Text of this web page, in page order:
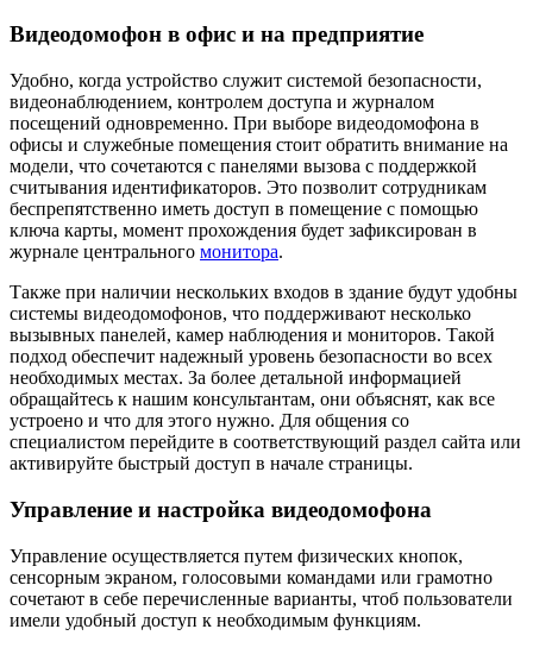
Видеодомофон в офис и на предприятие
Удобно, когда устройство служит системой безопасности,
видеонаблюдением, контролем доступа и журналом
посещений одновременно. При выборе видеодомофона в
офисы и служебные помещения стоит обратить внимание на
модели, что сочетаются с панелями вызова с поддержкой
считывания идентификаторов. Это позволит сотрудникам
беспрепятственно иметь доступ в помещение с помощью
ключа карты, момент прохождения будет зафиксирован в
журнале центрального монитора.
Также при наличии нескольких входов в здание будут удобны
системы видеодомофонов, что поддерживают несколько
вызывных панелей, камер наблюдения и мониторов. Такой
подход обеспечит надежный уровень безопасности во всех
необходимых местах. За более детальной информацией
обращайтесь к нашим консультантам, они объяснят, как все
устроено и что для этого нужно. Для общения со
специалистом перейдите в соответствующий раздел сайта или
активируйте быстрый доступ в начале страницы.
Управление и настройка видеодомофона
Управление осуществляется путем физических кнопок,
сенсорным экраном, голосовыми командами или грамотно
сочетают в себе перечисленные варианты, чтоб пользователи
имели удобный доступ к необходимым функциям.